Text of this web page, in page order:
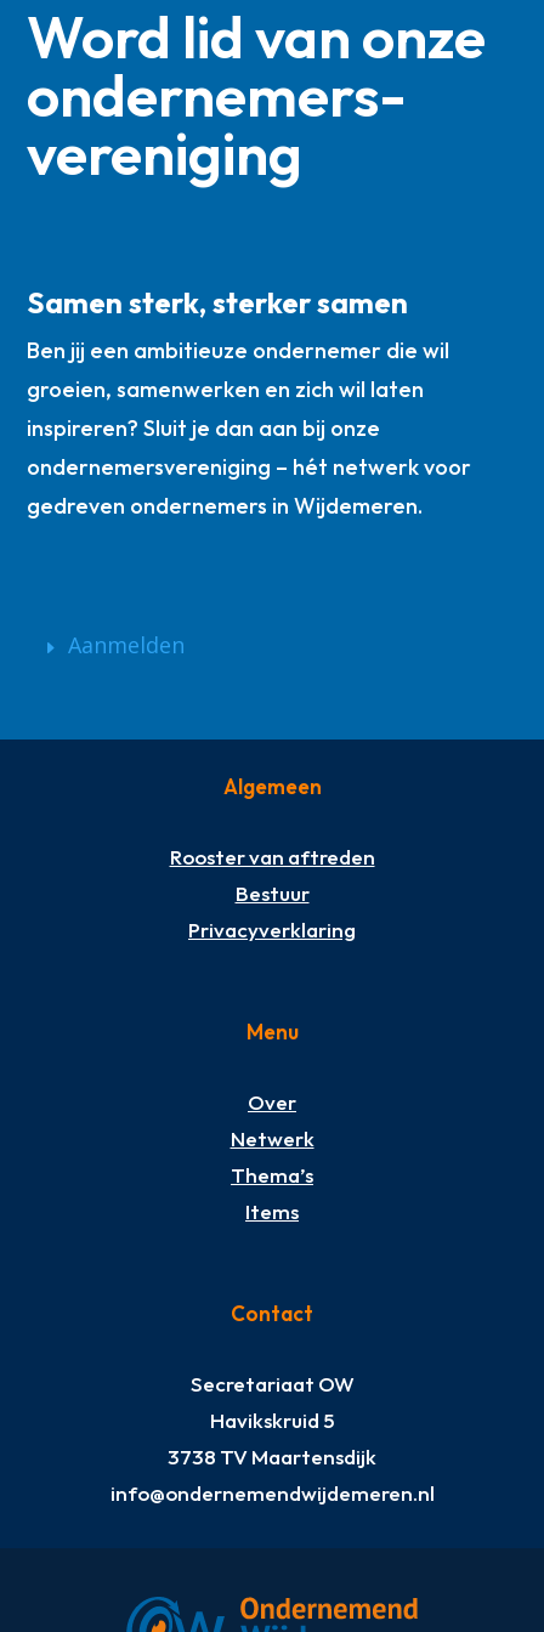
Word lid van onze
ondernemers­
vereniging
Samen sterk, sterker samen
Ben jij een ambitieuze ondernemer die wil
groeien, samenwerken en zich wil laten
inspireren? Sluit je dan aan bij onze
ondernemersvereniging – hét netwerk voor
gedreven ondernemers in Wijdemeren.
Aanmelden
Algemeen
Rooster van aftreden
Bestuur
Privacyverklaring
Menu
Over
Netwerk
Thema’s
Items
Contact
Secretariaat OW
Havikskruid 5
3738 TV Maartensdijk
info@ondernemendwijdemeren.nl